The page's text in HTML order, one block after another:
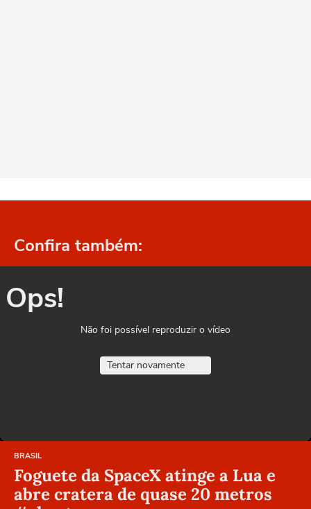
Confira também:
Ops!
Não foi possível reproduzir o vídeo
Tentar novamente
BRASIL
Foguete da SpaceX atinge a Lua e
abre cratera de quase 20 metros